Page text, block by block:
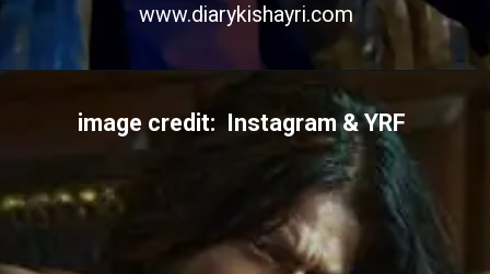
www.diarykishayri.com
image credit: Instagram & YRF